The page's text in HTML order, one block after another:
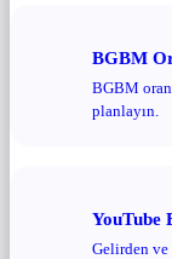
BGBM
BGBM
planlayın.
YouTube
Gelirden ve